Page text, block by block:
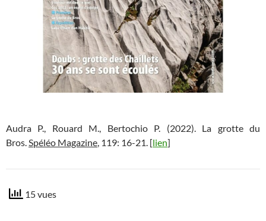
Audra P., Rouard M., Bertochio P. (2022). La grotte du
Bros.Spéléo Magazine, 119: 16-21. [lien]
15 vues